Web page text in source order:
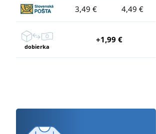
3,49 € 4,49 €
dobierka
+1,99 €